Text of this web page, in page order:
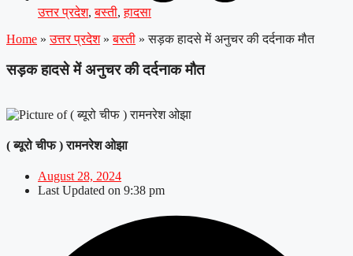
उत्तर प्रदेश,बस्ती,हादसा
Home » उत्तर प्रदेश » बस्ती » सड़क हादसे में अनुचर की दर्दनाक मौत
सड़क हादसे में अनुचर की दर्दनाक मौत
( ब्यूरो चीफ ) रामनरेश ओझा
August 28, 2024
Last Updated on 9:38 pm